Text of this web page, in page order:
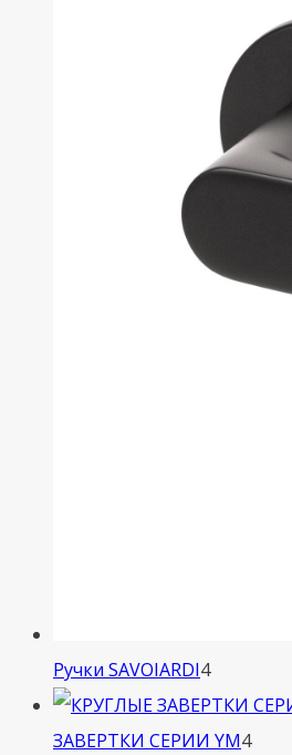
Ручки SAVOIARDI44
товара
ЗАВЕРТКИ СЕРИИ YM44